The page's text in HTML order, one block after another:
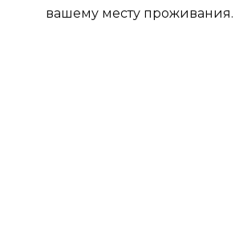
вашему месту проживания.